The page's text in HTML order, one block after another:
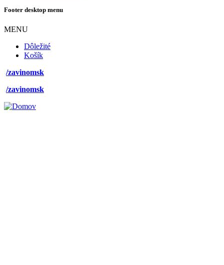
Footer desktop menu
MENU
Dôležité
Košík
/zavinomsk
/zavinomsk